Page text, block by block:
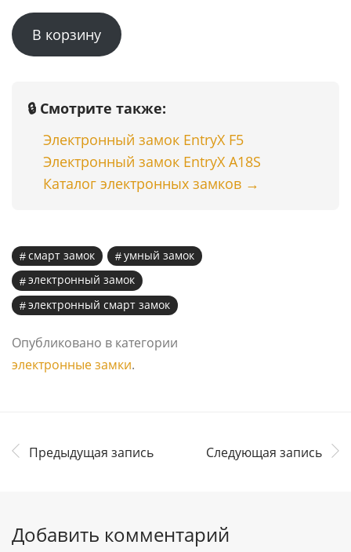
цена
составляла
75500 ₸.
59999 ₸.
В корзину
🔒 Смотрите также:
Электронный замок EntryX F5
Электронный замок EntryX A18S
Каталог электронных замков →
смарт замок
умный замок
электронный замок
электронный смарт замок
Опубликовано в категории
электронные замки.
Предыдущая запись Следующая запись
Добавить комментарий